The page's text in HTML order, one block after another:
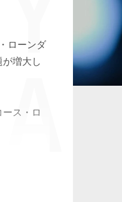
通信
ローンダ
増大し
ス・ロ